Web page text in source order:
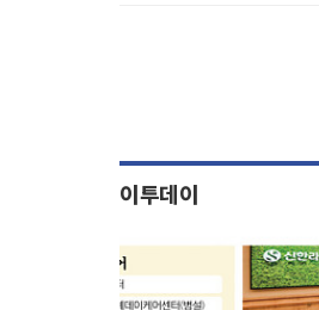
이투데이